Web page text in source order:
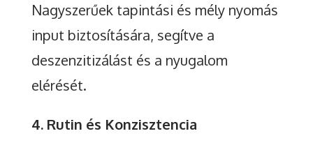
Nagyszerűek tapintási és mély nyomás
input biztosítására, segítve a
deszenzitizálást és a nyugalom
elérését.
4. Rutin és Konzisztencia